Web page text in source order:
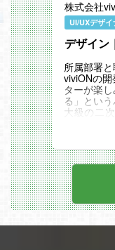
ください
関連記事
【2次元
合をどこ
https://
※外部リン
株式会社
UI/UXデザイ
デザイン
所属部署
viviONの
ターが楽
る」とい
大級の二
を最大化
す。ユー
サービス
る役割を
【UXリサ
は、開発
定性・定
を導き出
ンです。